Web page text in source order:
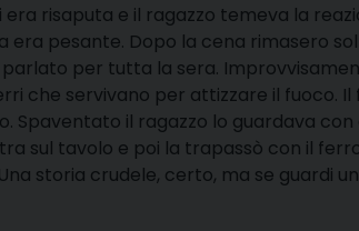
risaputa e il ragazzo temeva la
era pesante. Dopo la cena rimasero
per tutta la sera.
che servivano per attizzare il fuoco.
Spaventato il ragazzo lo guardava
sul tavolo e poi la trapassò con il
storia crudele, certo, ma se guardi